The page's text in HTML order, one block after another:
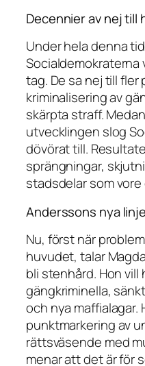
Decennier av nej till
Under hela denna
Socialdemokraterna
tag. De sa nej till fler
kriminalisering av
skärpta straff.
utvecklingen slog
dövörat till.
sprängningar,
stadsdelar som
Anderssons nya
Nu, först när
huvudet, talar
bli stenhård. Hon
gängkriminella,
och nya maffialagar.
punktmarkering av
rättsväsende med
menar att det är för